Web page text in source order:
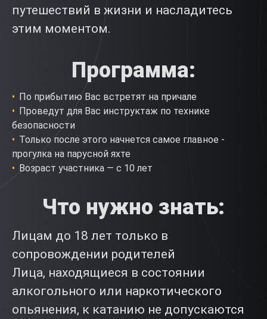
путешествий в жизни и насладитесь
этим моментом.
Программа:
По прибытию Вас встретят на причале
Проведут для Вас инструктаж по технике
безопасности
Только после этого начнется самое главное -
прогулка на парусной яхте
Возраст участника — с 10 лет
Что нужно знать:
Лицам до 18 лет только в
сопровождении родителей
Лица, находящиеся в состоянии
алкогольного или наркотического
опьянения, к катанию не допускаются